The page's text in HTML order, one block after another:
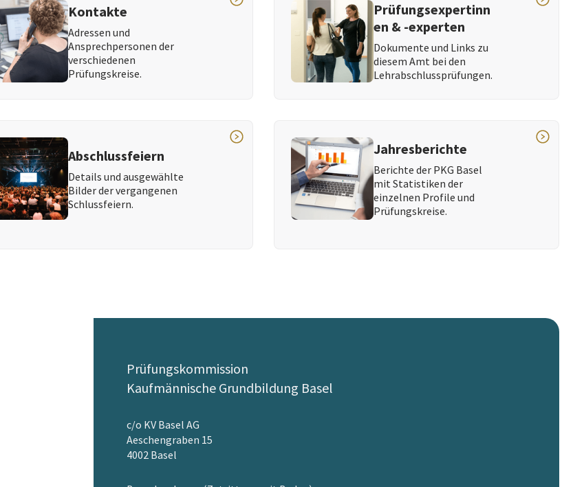
Kontakte
Adressen und
Ansprechpersonen der
verschiedenen
Prüfungskreise.
Prüfungsexpertinn
en & -experten
Dokumente und Links zu
diesem Amt bei den
Lehrabschlussprüfungen.
Abschlussfeiern
Details und ausgewählte
Bilder der vergangenen
Schlussfeiern.
Jahresberichte
Berichte der PKG Basel
mit Statistiken der
einzelnen Profile und
Prüfungskreise.
Prüfungskommission
Kaufmännische Grundbildung Basel
c/o KV Basel AG
Aeschengraben 15
4002 Basel